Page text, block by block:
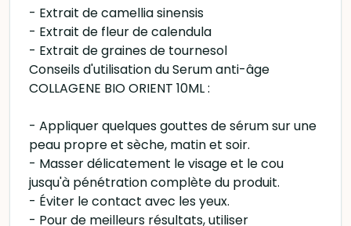
- Extrait de camellia sinensis
- Extrait de fleur de calendula
- Extrait de graines de tournesol
Conseils d'utilisation du Serum anti-âge
COLLAGENE BIO ORIENT 10ML :
- Appliquer quelques gouttes de sérum sur une
peau propre et sèche, matin et soir.
- Masser délicatement le visage et le cou
jusqu'à pénétration complète du produit.
- Éviter le contact avec les yeux.
- Pour de meilleurs résultats, utiliser